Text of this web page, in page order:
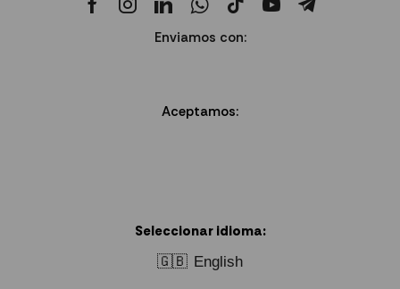
Enviamos con:
Aceptamos:
Seleccionar idioma:
🇬🇧 English